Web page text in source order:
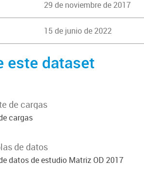
29 de noviembre de 2017
15 de junio de 2022
este dataset
de cargas
cargas
de datos
datos de estudio Matriz OD 2017